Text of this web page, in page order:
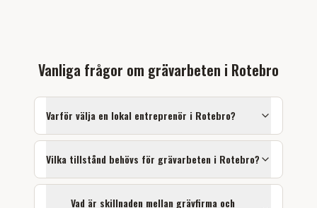
Vanliga frågor om grävarbeten i Rotebro
Varför välja en lokal entreprenör i Rotebro?
Vilka tillstånd behövs för grävarbeten i Rotebro?
Vad är skillnaden mellan grävfirma och